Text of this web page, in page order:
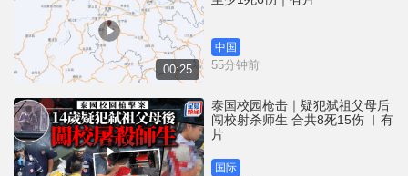
00:25
中国
55分钟前
泰国校园枪击｜疑犯弑祖父母后
闯校射杀师生 合共8死15伤 ︱有
片
国际